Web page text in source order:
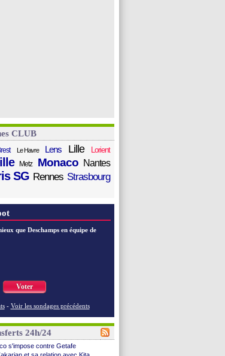
CLUB
Le Havre Lens Lille Lorient
Metz Monaco Nantes
SG Rennes Strasbourg
que Deschamps en équipe de
Voter
- Voir les sondages précédents
24h/24
s'impose contre Getafe